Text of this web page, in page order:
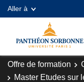
Aller à
Offre de formation
Master Etudes sur